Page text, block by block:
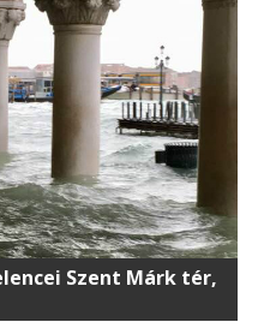
Szent Márk tér,